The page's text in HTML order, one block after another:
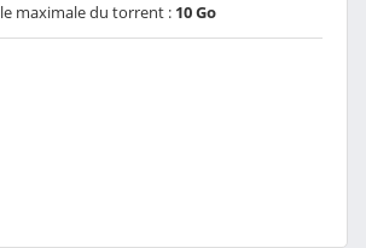
maximale du torrent : 10 Go